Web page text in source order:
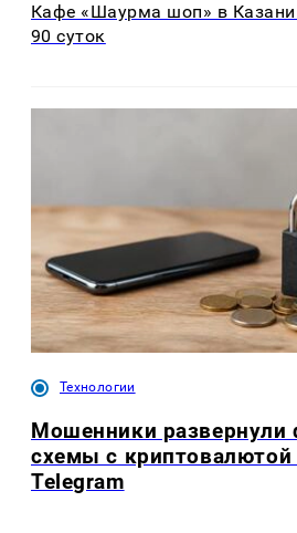
Кафе «Шаурма шоп» в
90 суток
Технологии
Мошенники
схемы с криптовалютой
Telegram